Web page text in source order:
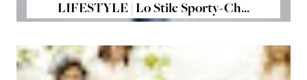
LIFESTYLE | Lo Stile Sporty-Ch...